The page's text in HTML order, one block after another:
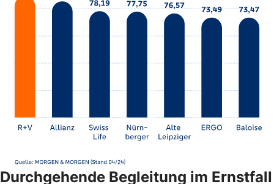
Durchgehende Begleitung im Ernstfall